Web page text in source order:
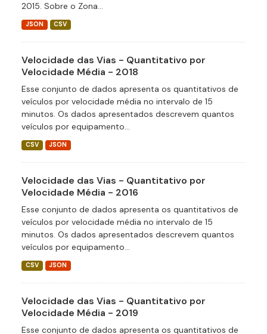
2015. Sobre o Zona...
JSON CSV
Velocidade das Vias - Quantitativo por
Velocidade Média - 2018
Esse conjunto de dados apresenta os quantitativos de
veículos por velocidade média no intervalo de 15
minutos. Os dados apresentados descrevem quantos
veículos por equipamento...
CSV JSON
Velocidade das Vias - Quantitativo por
Velocidade Média - 2016
Esse conjunto de dados apresenta os quantitativos de
veículos por velocidade média no intervalo de 15
minutos. Os dados apresentados descrevem quantos
veículos por equipamento...
CSV JSON
Velocidade das Vias - Quantitativo por
Velocidade Média - 2019
Esse conjunto de dados apresenta os quantitativos de